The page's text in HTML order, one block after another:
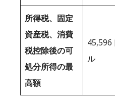
所得税、固定
資産税、消費
税控除後の可
処分所得の最
高額
45,596
ル